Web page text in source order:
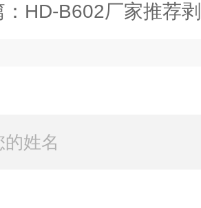
HD-B602厂家推荐